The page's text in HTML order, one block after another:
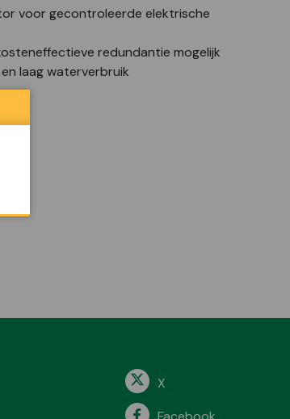
voor gecontroleerde elektrische
redundantie mogelijk
laag waterverbruik
X